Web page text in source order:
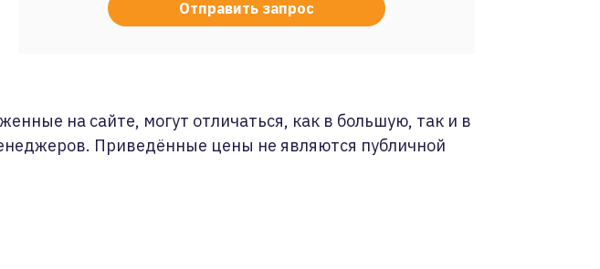
на сайте, могут отличаться, как в большую, так и в
Приведённые цены не являются публичной